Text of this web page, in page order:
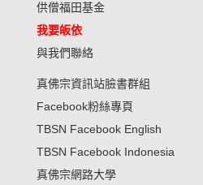
供僧福田基金
我要皈依
與我們聯絡
真佛宗資訊站臉書群組
Facebook粉絲專頁
TBSN Facebook English
TBSN Facebook Indonesia
真佛宗網路大學